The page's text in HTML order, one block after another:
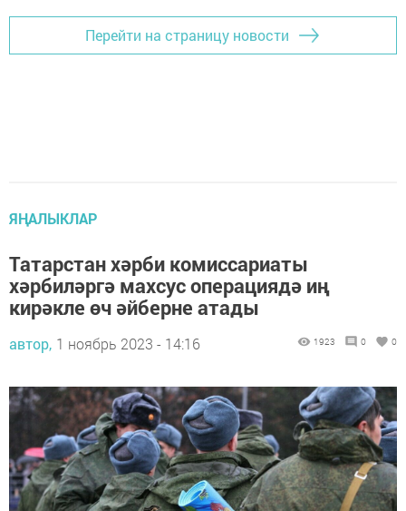
Перейти на страницу новости
ЯҢАЛЫКЛАР
Татарстан хәрби комиссариаты
хәрбиләргә махсус операциядә иң
кирәкле өч әйберне атады
автор, 1 ноябрь 2023 - 14:16 1923 0 0